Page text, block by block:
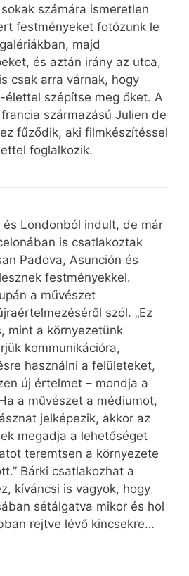
számára ismeretlen
festményeket fotózunk le
majd
és aztán irány az utca,
csak arra várnak, hogy
szépítse meg őket. A
származású Julien de
fűződik, aki filmkészítéssel
foglalkozik.
és Londonból indult, de már
is csatlakoztak
Padova, Asunción és
festményekkel.
a művészet
szól. „Ez
mint a környezetünk
kommunikációra,
használni a felületeket,
új értelmet – mondja a
a művészet a médiumot,
jelképezik, akkor az
megadja a lehetőséget
teremtsen a környezete
Bárki csatlakozhat a
kíváncsi is vagyok, hogy
sétálgatva mikor és hol
rejtve lévő kincsekre…